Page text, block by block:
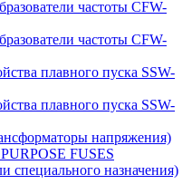
частоты CFW-
частоты CFW-
плавного пуска SSW-
плавного пуска SSW-
напряжения)
FUSES
специального назначения)